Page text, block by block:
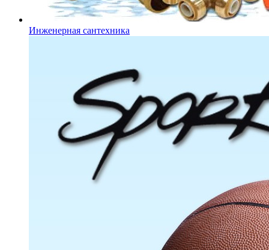
Инженерная сантехника